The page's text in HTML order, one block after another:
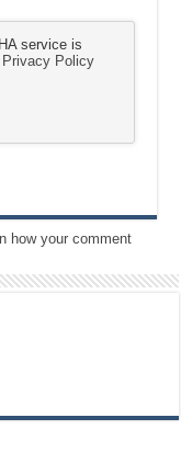
service is
Privacy Policy
how your comment